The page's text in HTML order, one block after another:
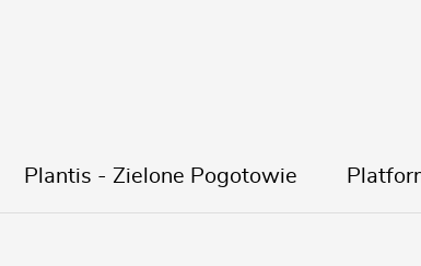
Plantis - Zielone Pogotowie